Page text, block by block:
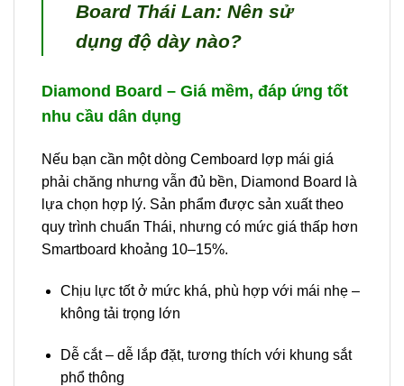
Board Thái Lan: Nên sử
dụng độ dày nào?
Diamond Board – Giá mềm, đáp ứng tốt
nhu cầu dân dụng
Nếu bạn cần một dòng Cemboard lợp mái giá
phải chăng nhưng vẫn đủ bền, Diamond Board là
lựa chọn hợp lý. Sản phẩm được sản xuất theo
quy trình chuẩn Thái, nhưng có mức giá thấp hơn
Smartboard khoảng 10–15%.
Chịu lực tốt ở mức khá, phù hợp với mái nhẹ –
không tải trọng lớn
Dễ cắt – dễ lắp đặt, tương thích với khung sắt
phổ thông